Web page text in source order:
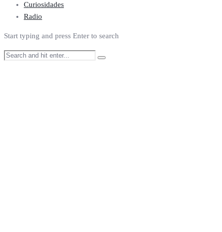
Curiosidades
Radio
Start typing and press Enter to search